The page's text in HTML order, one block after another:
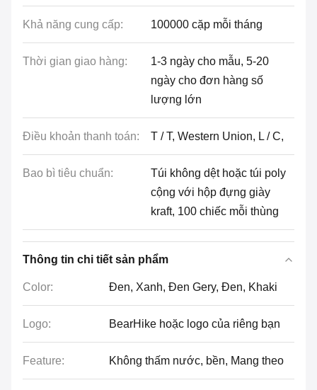
Khả năng cung cấp: 100000 cặp mỗi tháng
Thời gian giao hàng:
1-3 ngày cho mẫu, 5-20
ngày cho đơn hàng số
lượng lớn
Điều khoản thanh toán: T / T, Western Union, L / C,
Bao bì tiêu chuẩn:
Túi không dệt hoặc túi poly
cộng với hộp đựng giày
kraft, 100 chiếc mỗi thùng
Thông tin chi tiết sản phẩm
Color: Đen, Xanh, Đen Gery, Đen, Khaki
Logo: BearHike hoặc logo của riêng bạn
Feature: Không thấm nước, bền, Mang theo